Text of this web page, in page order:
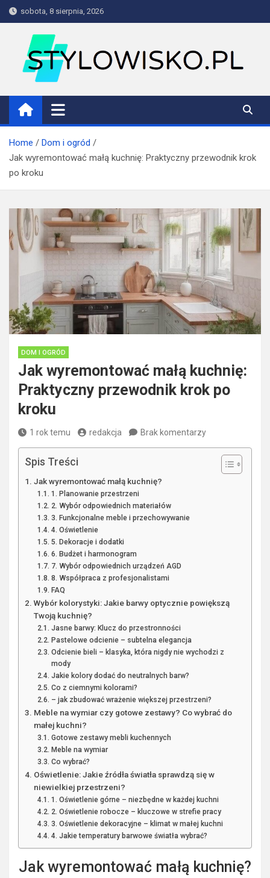
Skip
to
sobota, 8 sierpnia, 2026
stylowisko.pl
Blog
Home
Dom i ogród
Jak wyremontować małą kuchnię: Praktyczny przewodnik krok
po kroku
DOM I OGRÓD
Jak wyremontować małą kuchnię:
Praktyczny przewodnik krok po
kroku
1 rok temu redakcja Brak komentarzy
Spis Treści
Jak wyremontować małą kuchnię?
1. Planowanie przestrzeni
2. Wybór odpowiednich materiałów
3. Funkcjonalne meble i przechowywanie
4. Oświetlenie
5. Dekoracje i dodatki
6. Budżet i harmonogram
7. Wybór odpowiednich urządzeń AGD
8. Współpraca z profesjonalistami
FAQ
Wybór kolorystyki: Jakie barwy optycznie powiększą
Twoją kuchnię?
Jasne barwy: Klucz do przestronności
Pastelowe odcienie – subtelna elegancja
Odcienie bieli – klasyka, która nigdy nie wychodzi z
mody
Jakie kolory dodać do neutralnych barw?
Co z ciemnymi kolorami?
– jak zbudować wrażenie większej przestrzeni?
Meble na wymiar czy gotowe zestawy? Co wybrać do
małej kuchni?
Gotowe zestawy mebli kuchennych
Meble na wymiar
Co wybrać?
Oświetlenie: Jakie źródła światła sprawdzą się w
niewielkiej przestrzeni?
1. Oświetlenie górne – niezbędne w każdej kuchni
2. Oświetlenie robocze – kluczowe w strefie pracy
3. Oświetlenie dekoracyjne – klimat w małej kuchni
4. Jakie temperatury barwowe światła wybrać?
Jak wyremontować małą kuchnię?